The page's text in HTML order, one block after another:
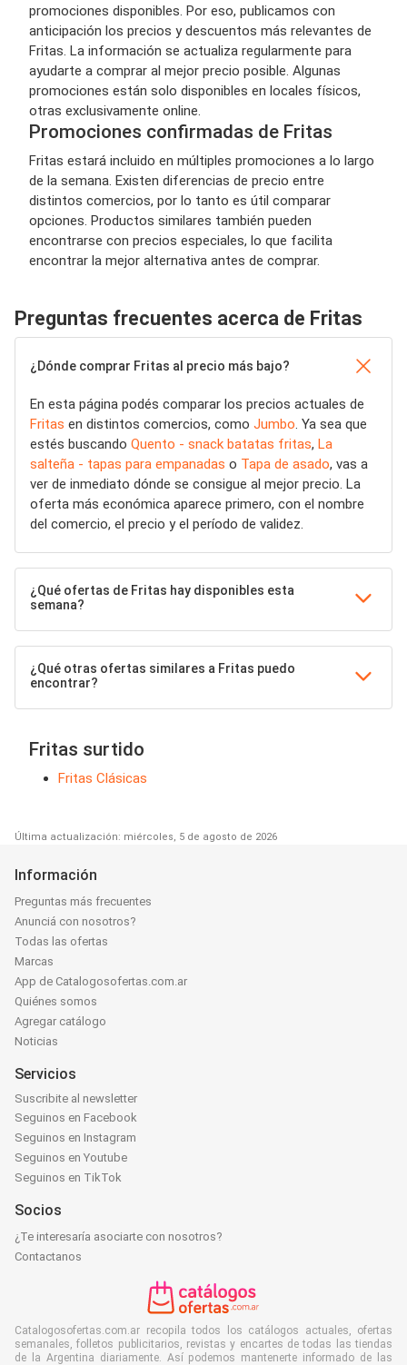
promociones disponibles. Por eso, publicamos con
anticipación los precios y descuentos más relevantes de
Fritas. La información se actualiza regularmente para
ayudarte a comprar al mejor precio posible. Algunas
promociones están solo disponibles en locales físicos,
otras exclusivamente online.
Promociones confirmadas de Fritas
Fritas estará incluido en múltiples promociones a lo largo
de la semana. Existen diferencias de precio entre
distintos comercios, por lo tanto es útil comparar
opciones. Productos similares también pueden
encontrarse con precios especiales, lo que facilita
encontrar la mejor alternativa antes de comprar.
Preguntas frecuentes acerca de Fritas
¿Dónde comprar Fritas al precio más bajo?
En esta página podés comparar los precios actuales de
Fritas en distintos comercios, como Jumbo . Ya sea que
estés buscando Quento - snack batatas fritas, La
salteña - tapas para empanadas o Tapa de asado, vas a
ver de inmediato dónde se consigue al mejor precio. La
oferta más económica aparece primero, con el nombre
del comercio, el precio y el período de validez.
¿Qué ofertas de Fritas hay disponibles esta
semana?
¿Qué otras ofertas similares a Fritas puedo
encontrar?
Fritas surtido
Fritas Clásicas
Última actualización: miércoles, 5 de agosto de 2026
Información
Preguntas más frecuentes
Anunciá con nosotros?
Todas las ofertas
Marcas
App de Catalogosofertas.com.ar
Quiénes somos
Agregar catálogo
Noticias
Servicios
Suscribite al newsletter
Seguinos en Facebook
Seguinos en Instagram
Seguinos en Youtube
Seguinos en TikTok
Socios
¿Te interesaría asociarte con nosotros?
Contactanos
Catalogosofertas.com.ar recopila todos los catálogos actuales, ofertas
semanales, folletos publicitarios, revistas y encartes de todas las tiendas
de la Argentina diariamente. Así podemos mantenerte informado de las